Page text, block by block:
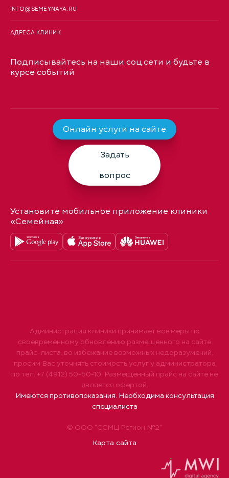
INFO@SEMEYNAYA.RU
АДРЕСА КЛИНИК
Подписывайтесь на наши соц.сети и будьте в
курсе событий
Онлайн услуги на сайте
Задать
вопрос
Установите мобильное приложение клиники
«Семейная»
© ООО "ССМЦ Регион №2"
Карта сайта
Администрация клиники принимает все меры по
своевременному обновлению размещенного на сайте
прайс-листа, во избежание возможных недоразумений,
просим Вас уточнять стоимость услуг у администратора
по тел. +7 (4912) 50-60-10. Размещенный прайс на сайте не
является офертой.
Имеются противопоказания. Необходима консультация
специалиста